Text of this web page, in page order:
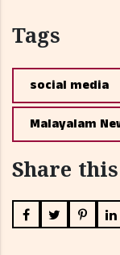
Tags
social media
Malayalam
Share